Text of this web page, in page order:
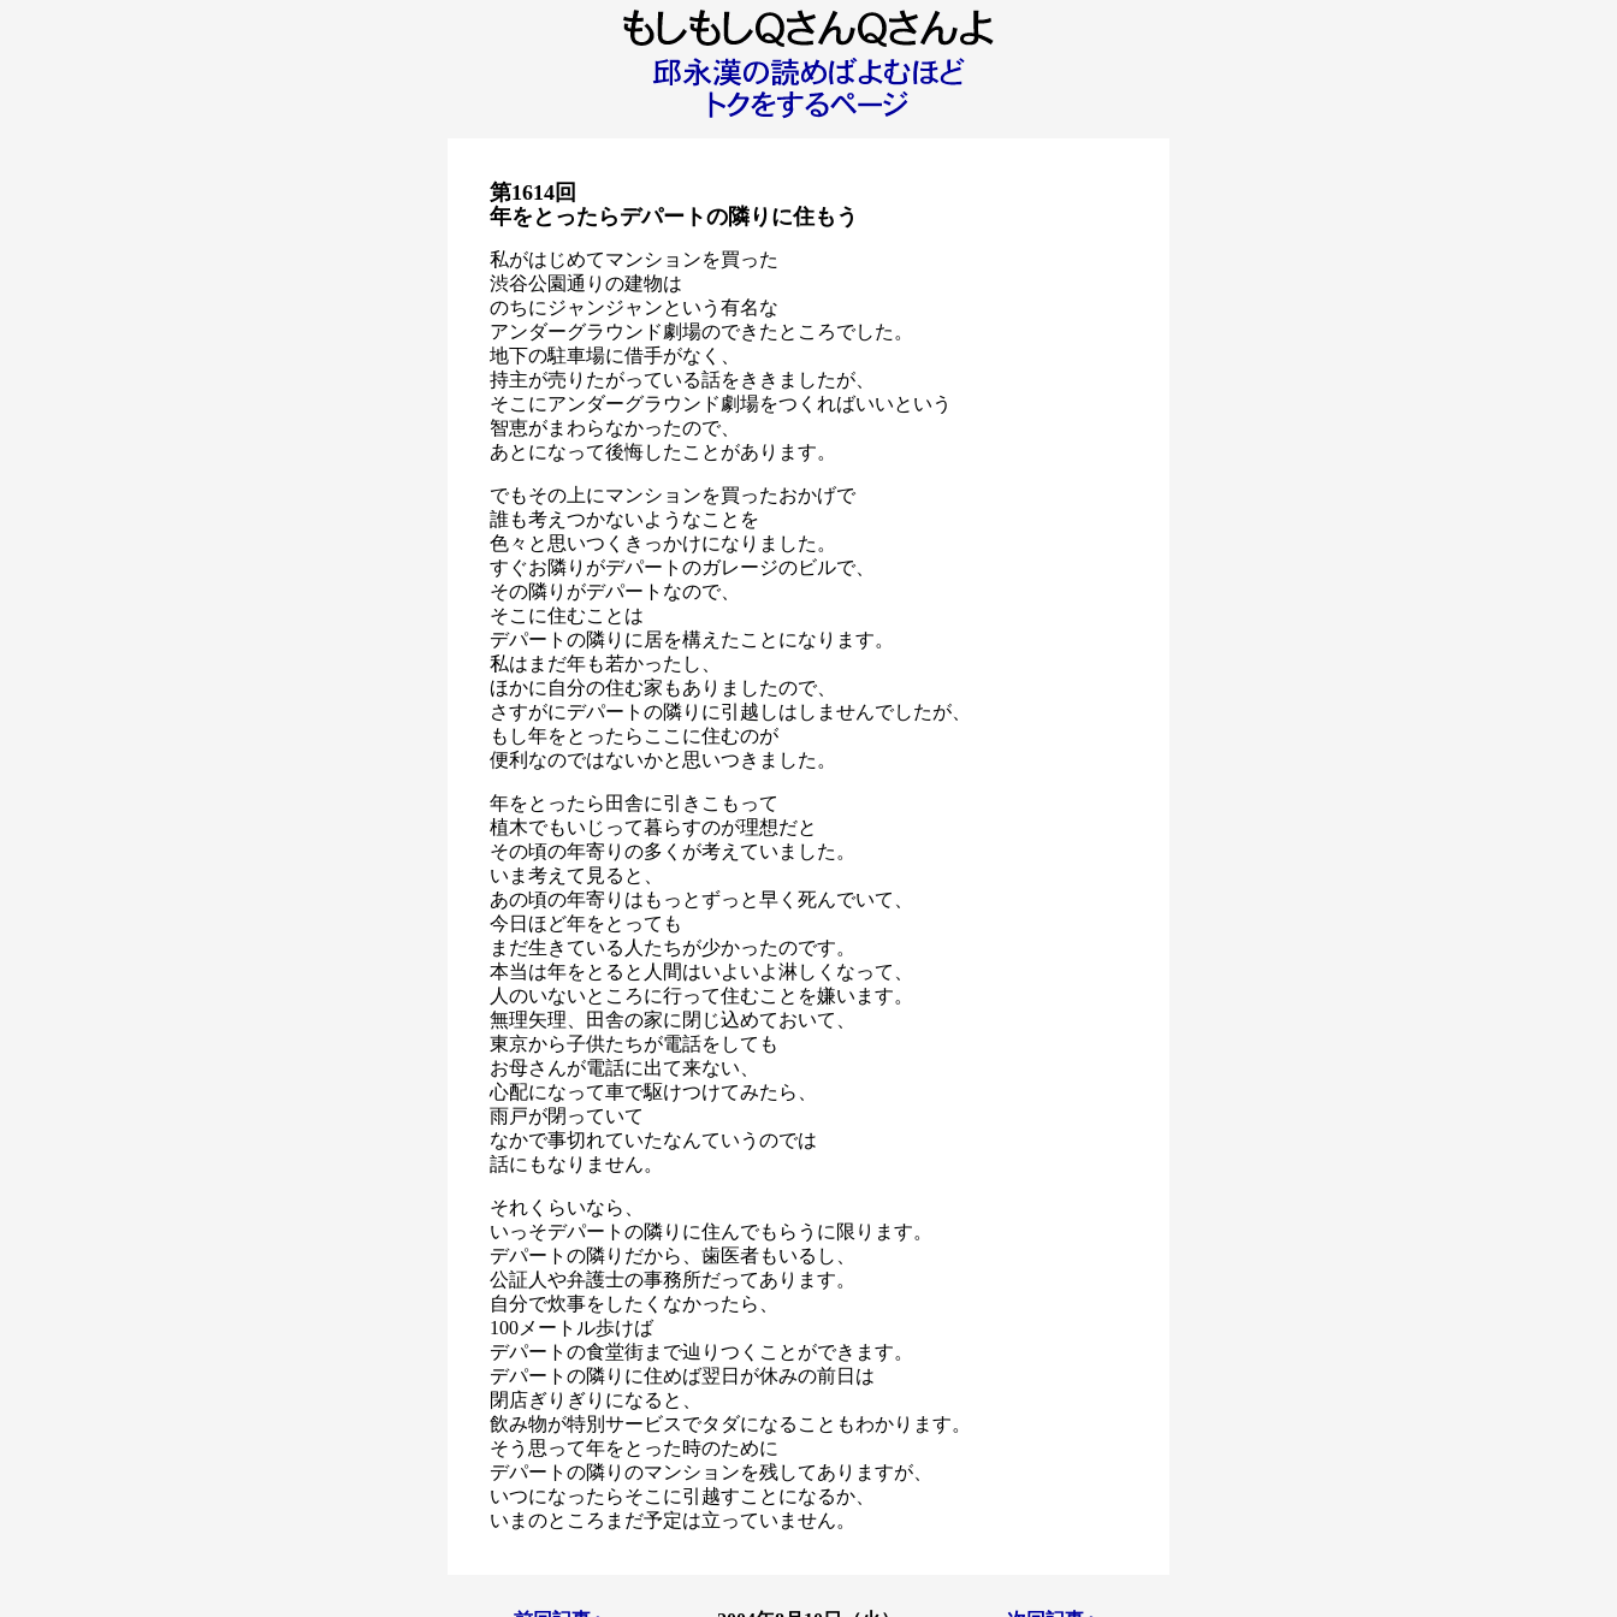
第1614回
年をとったらデパートの隣りに住もう
私がはじめてマンションを買った
渋谷公園通りの建物は
のちにジャンジャンという有名な
アンダーグラウンド劇場のできたところでした。
地下の駐車場に借手がなく、
持主が売りたがっている話をききましたが、
そこにアンダーグラウンド劇場をつくればいいという
智恵がまわらなかったので、
あとになって後悔したことがあります。
でもその上にマンションを買ったおかげで
誰も考えつかないようなことを
色々と思いつくきっかけになりました。
すぐお隣りがデパートのガレージのビルで、
その隣りがデパートなので、
そこに住むことは
デパートの隣りに居を構えたことになります。
私はまだ年も若かったし、
ほかに自分の住む家もありましたので、
さすがにデパートの隣りに引越しはしませんでしたが、
もし年をとったらここに住むのが
便利なのではないかと思いつきました。
年をとったら田舎に引きこもって
植木でもいじって暮らすのが理想だと
その頃の年寄りの多くが考えていました。
いま考えて見ると、
あの頃の年寄りはもっとずっと早く死んでいて、
今日ほど年をとっても
まだ生きている人たちが少かったのです。
本当は年をとると人間はいよいよ淋しくなって、
人のいないところに行って住むことを嫌います。
無理矢理、田舎の家に閉じ込めておいて、
東京から子供たちが電話をしても
お母さんが電話に出て来ない、
心配になって車で駆けつけてみたら、
雨戸が閉っていて
なかで事切れていたなんていうのでは
話にもなりません。
それくらいなら、
いっそデパートの隣りに住んでもらうに限ります。
デパートの隣りだから、歯医者もいるし、
公証人や弁護士の事務所だってあります。
自分で炊事をしたくなかったら、
100メートル歩けば
デパートの食堂街まで辿りつくことができます。
デパートの隣りに住めば翌日が休みの前日は
閉店ぎりぎりになると、
飲み物が特別サービスでタダになることもわかります。
そう思って年をとった時のために
デパートの隣りのマンションを残してありますが、
いつになったらそこに引越すことになるか、
いまのところまだ予定は立っていません。